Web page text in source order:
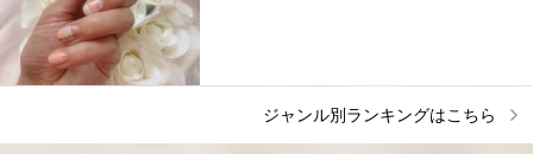
ジャンル別ランキングはこちら